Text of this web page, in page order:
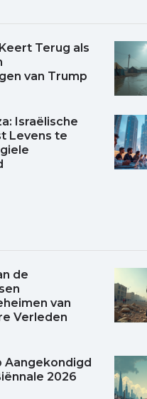
Terug als
van Trump
Israëlische
Levens te
de
van
Verleden
Aangekondigd
2026